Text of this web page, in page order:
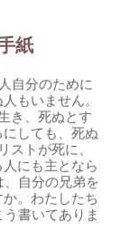
紙
自分のために
もいません。
き、死ぬとす
しても、死ぬ
ストが死に、
にも主となら
自分の兄弟を
。わたしたち
う書いてありま